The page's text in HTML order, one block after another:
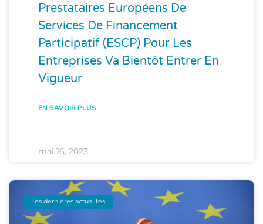
Prestataires Européens De
Services De Financement
Participatif (ESCP) Pour Les
Entreprises Va Bientôt Entrer En
Vigueur
EN SAVOIR PLUS
mai 16, 2023
Les dernières actualités